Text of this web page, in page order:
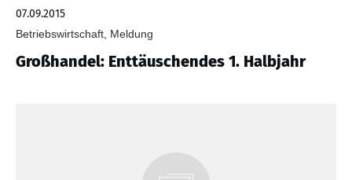
07.09.2015
Betriebswirtschaft, Meldung
Großhandel: Enttäuschendes 1. Halbjahr